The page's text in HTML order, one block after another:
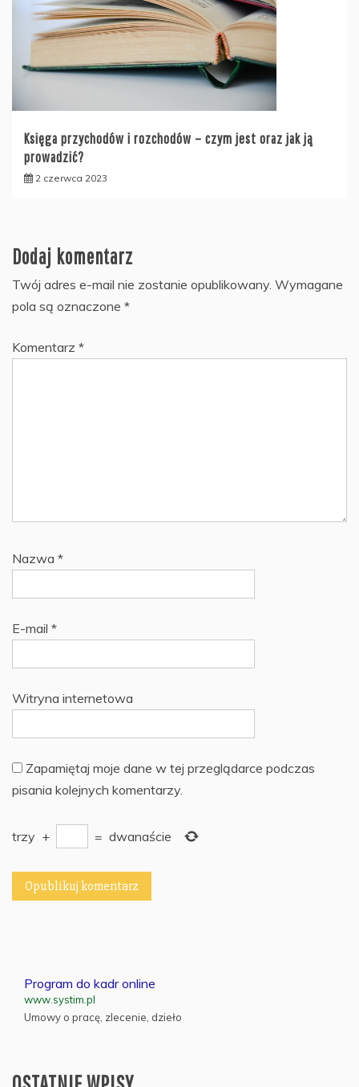
Księga przychodów i rozchodów – czym jest oraz jak ją
prowadzić?
2 czerwca 2023
Dodaj komentarz
Twój adres e-mail nie zostanie opublikowany. Wymagane
pola są oznaczone *
Komentarz *
Nazwa *
E-mail *
Witryna internetowa
Zapamiętaj moje dane w tej przeglądarce podczas
pisania kolejnych komentarzy.
trzy + = dwanaście
Program do kadr online
www.systim.pl
Umowy o pracę, zlecenie, dzieło